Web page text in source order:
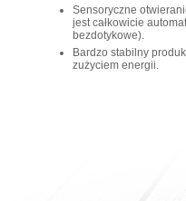
Sensoryczne
jest całkowicie
bezdotykowe).
Bardzo stabilny
zużyciem energii.